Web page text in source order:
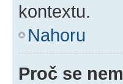
kontextu.
Nahoru
Proč se